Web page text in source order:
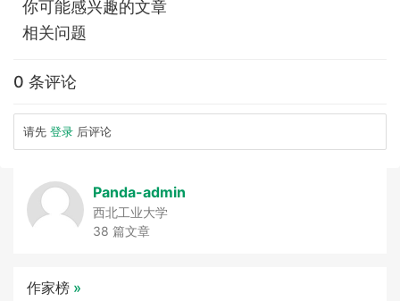
你可能感兴趣的文章
相关问题
0 条评论
请先 登录 后评论
Panda-admin
西北工业大学
38 篇文章
作家榜 »